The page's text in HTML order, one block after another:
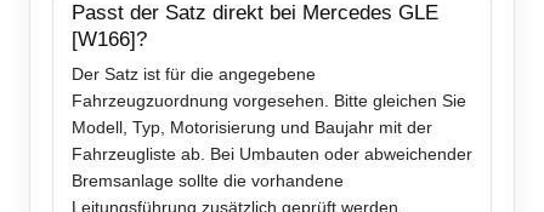
Passt der Satz direkt bei Mercedes GLE
[W166]?
Der Satz ist für die angegebene
Fahrzeugzuordnung vorgesehen. Bitte gleichen Sie
Modell, Typ, Motorisierung und Baujahr mit der
Fahrzeugliste ab. Bei Umbauten oder abweichender
Bremsanlage sollte die vorhandene
Leitungsführung zusätzlich geprüft werden.